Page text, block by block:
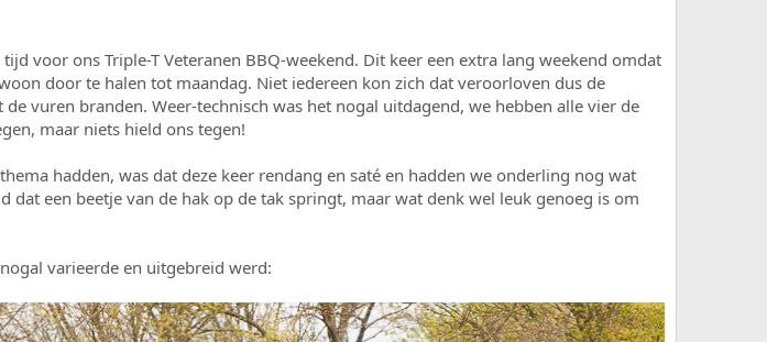
voor ons Triple-T Veteranen BBQ-weekend. Dit keer een extra lang weekend omdat
door te halen tot maandag. Niet iedereen kon zich dat veroorloven dus de
vuren branden. Weer-technisch was het nogal uitdagend, we hebben alle vier de
maar niets hield ons tegen!
hadden, was dat deze keer rendang en saté en hadden we onderling nog wat
dat een beetje van de hak op de tak springt, maar wat denk wel leuk genoeg is om
varieerde en uitgebreid werd: